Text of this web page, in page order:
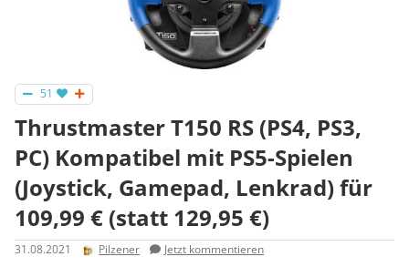
51
Thrust­mas­ter T150 RS (PS4, PS3,
PC) Kompatibel mit PS5-Spie­len
(Joystick, Gamepad, Lenkrad) für
109,99 € (statt 129,95 €)
31.08.2021 Pilzener Jetzt kommentieren